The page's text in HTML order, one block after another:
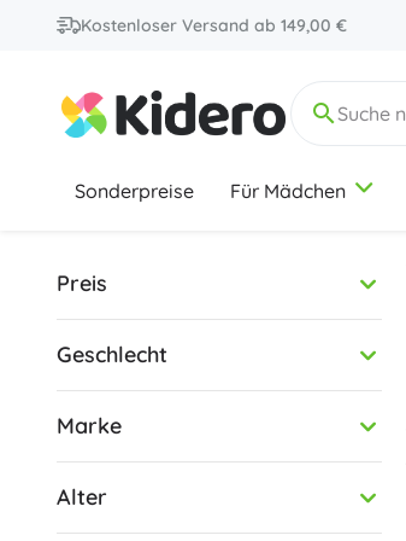
Kostenloser Versand ab 149,00 €
Sonderpreise Für Mädchen
6-9 Jahre
6-9 Jahre
6-9 Jahre
Schreibwaren
Radiergummis, Anspitzer,
Technik
Marvel
Holzpuzzles und Steckspiele
Motorikspielzeug
Montessori-Spielzeuge
Preis
Geschlecht
Marke
Alter